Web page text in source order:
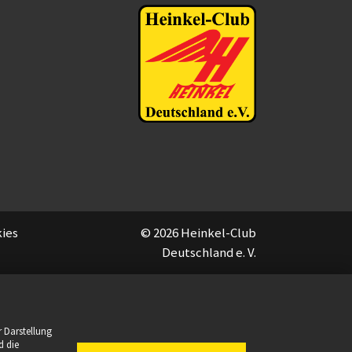
Darstellung
die
© 2026 Heinkel-Club
Deutschland e. V.